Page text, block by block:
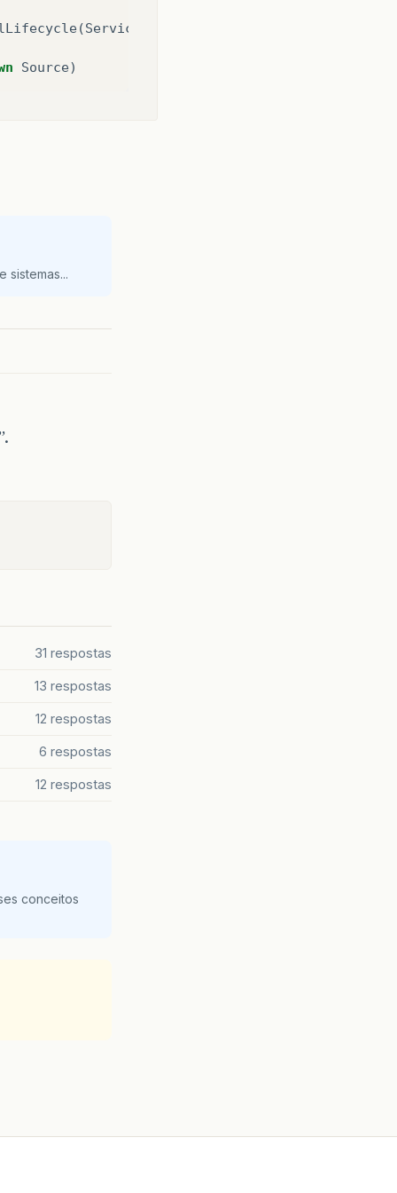
(ServiceMBeanSupport
Source)
sistemas...
31 respostas
13 respostas
12 respostas
6 respostas
12 respostas
conceitos